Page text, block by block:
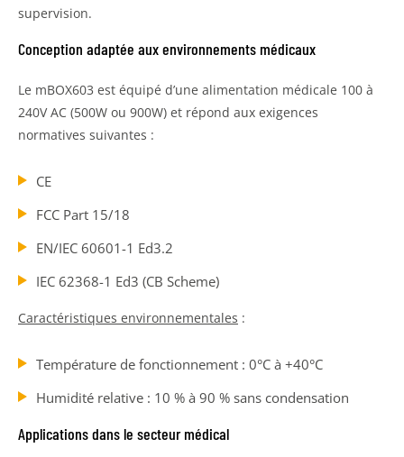
supervision.
Conception adaptée aux environnements médicaux
Le mBOX603 est équipé d’une alimentation médicale 100 à
240V AC (500W ou 900W) et répond aux exigences
normatives suivantes :
CE
FCC Part 15/18
EN/IEC 60601-1 Ed3.2
IEC 62368-1 Ed3 (CB Scheme)
Caractéristiques environnementales :
Température de fonctionnement : 0°C à +40°C
Humidité relative : 10 % à 90 % sans condensation
Applications dans le secteur médical